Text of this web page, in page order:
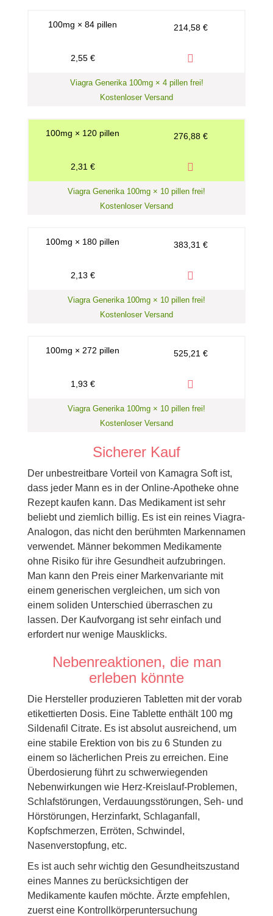
100mg × 84 pillen 214,58 €
2,55 €
Viagra Generika 100mg × 4 pillen frei!
Kostenloser Versand
100mg × 120 pillen 276,88 €
2,31 €
Viagra Generika 100mg × 10 pillen frei!
Kostenloser Versand
100mg × 180 pillen 383,31 €
2,13 €
Viagra Generika 100mg × 10 pillen frei!
Kostenloser Versand
100mg × 272 pillen 525,21 €
1,93 €
Viagra Generika 100mg × 10 pillen frei!
Kostenloser Versand
Sicherer Kauf
Der unbestreitbare Vorteil von Kamagra Soft ist,
dass jeder Mann es in der Online-Apotheke ohne
Rezept kaufen kann. Das Medikament ist sehr
beliebt und ziemlich billig. Es ist ein reines Viagra-
Analogon, das nicht den berühmten Markennamen
verwendet. Männer bekommen Medikamente
ohne Risiko für ihre Gesundheit aufzubringen.
Man kann den Preis einer Markenvariante mit
einem generischen vergleichen, um sich von
einem soliden Unterschied überraschen zu
lassen. Der Kaufvorgang ist sehr einfach und
erfordert nur wenige Mausklicks.
Nebenreaktionen, die man
erleben könnte
Die Hersteller produzieren Tabletten mit der vorab
etikettierten Dosis. Eine Tablette enthält 100 mg
Sildenafil Citrate. Es ist absolut ausreichend, um
eine stabile Erektion von bis zu 6 Stunden zu
einem so lächerlichen Preis zu erreichen. Eine
Überdosierung führt zu schwerwiegenden
Nebenwirkungen wie Herz-Kreislauf-Problemen,
Schlafstörungen, Verdauungsstörungen, Seh- und
Hörstörungen, Herzinfarkt, Schlaganfall,
Kopfschmerzen, Erröten, Schwindel,
Nasenverstopfung, etc.
Es ist auch sehr wichtig den Gesundheitszustand
eines Mannes zu berücksichtigen der
Medikamente kaufen möchte. Ärzte empfehlen,
zuerst eine Kontrollkörperuntersuchung